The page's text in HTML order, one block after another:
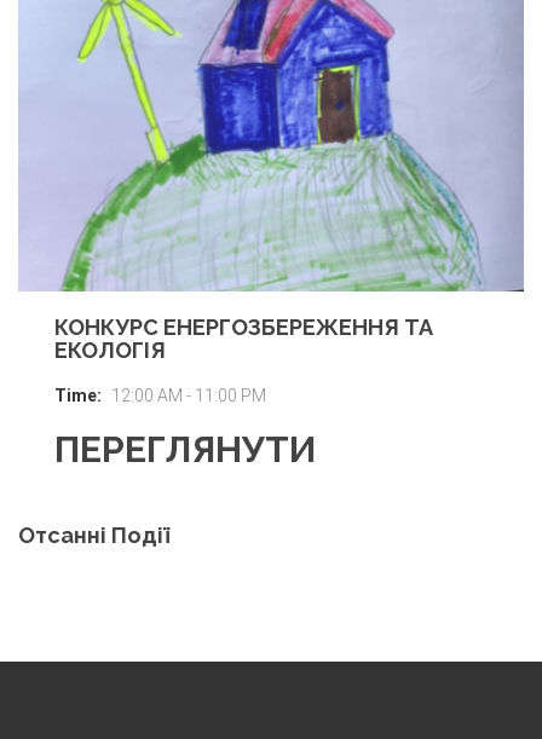
КОНКУРС ЕНЕРГОЗБЕРЕЖЕННЯ ТА
ЕКОЛОГІЯ
Time: 12:00 AM - 11:00 PM
ПЕРЕГЛЯНУТИ
Отсанні Події